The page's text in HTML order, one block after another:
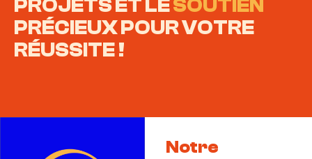
PROJETS ET LESOUTIEN
PRÉCIEUX POUR VOTRE
RÉUSSITE !
Notre